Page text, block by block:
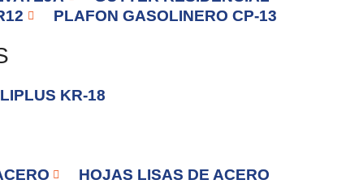
PLAFON GASOLINERO CP-13
KR-18
HOJAS LISAS DE ACERO